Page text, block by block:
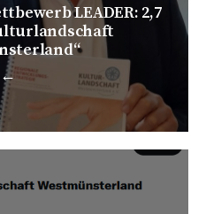
←
LEADER: 2,7